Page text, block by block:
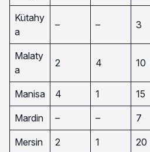
Kütahy
a
– – 3
Malaty
a
2 4 10
Manisa 4 1 15
Mardin – – 7
Mersin 2 1 20